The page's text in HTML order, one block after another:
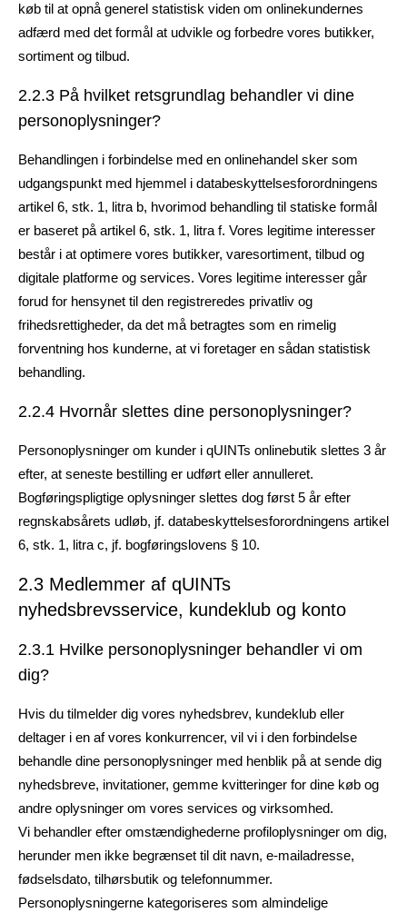
køb til at opnå generel statistisk viden om onlinekundernes
adfærd med det formål at udvikle og forbedre vores butikker,
sortiment og tilbud.
2.2.3 På hvilket retsgrundlag behandler vi dine
personoplysninger?
Behandlingen i forbindelse med en onlinehandel sker som
udgangspunkt med hjemmel i databeskyttelsesforordningens
artikel 6, stk. 1, litra b, hvorimod behandling til statiske formål
er baseret på artikel 6, stk. 1, litra f. Vores legitime interesser
består i at optimere vores butikker, varesortiment, tilbud og
digitale platforme og services. Vores legitime interesser går
forud for hensynet til den registreredes privatliv og
frihedsrettigheder, da det må betragtes som en rimelig
forventning hos kunderne, at vi foretager en sådan statistisk
behandling.
2.2.4 Hvornår slettes dine personoplysninger?
Personoplysninger om kunder i qUINTs onlinebutik slettes 3 år
efter, at seneste bestilling er udført eller annulleret.
Bogføringspligtige oplysninger slettes dog først 5 år efter
regnskabsårets udløb, jf. databeskyttelsesforordningens artikel
6, stk. 1, litra c, jf. bogføringslovens § 10.
2.3 Medlemmer af qUINTs
nyhedsbrevsservice, kundeklub og konto
2.3.1 Hvilke personoplysninger behandler vi om
dig?
Hvis du tilmelder dig vores nyhedsbrev, kundeklub eller
deltager i en af vores konkurrencer, vil vi i den forbindelse
behandle dine personoplysninger med henblik på at sende dig
nyhedsbreve, invitationer, gemme kvitteringer for dine køb og
andre oplysninger om vores services og virksomhed.
Vi behandler efter omstændighederne profiloplysninger om dig,
herunder men ikke begrænset til dit navn, e-mailadresse,
fødselsdato, tilhørsbutik og telefonnummer.
Personoplysningerne kategoriseres som almindelige